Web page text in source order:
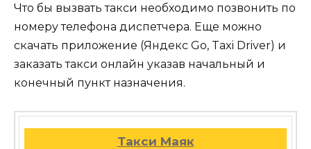
Что бы вызвать такси необходимо позвонить по
номеру телефона диспетчера. Еще можно
скачать приложение (Яндекс Go, Taxi Driver) и
заказать такси онлайн указав начальный и
конечный пункт назначения.
Такси Маяк